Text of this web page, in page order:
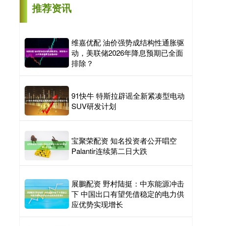
推荐资讯
维嘉优配 油价强势成结构性通胀驱
动，美联储2026年降息预期已全面
排除？
91快牛 特斯拉辟谣全新紧凑型电动
SUV研发计划
宝聚荣配资 知名投资者公开唱空
Palantir连续第二日大跌
展鵬配资 野村陆挺：中东能源冲击
下 中国出口有望凭借稳定的电力供
应优势实现增长